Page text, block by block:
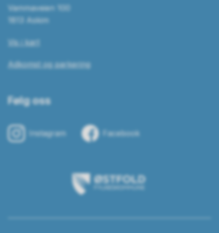
Vammaveien 100
1813 Askim
Vis i kart
Adkomst og parkering
Følg oss
Instagram Facebook
Østfold
fylkeskommune